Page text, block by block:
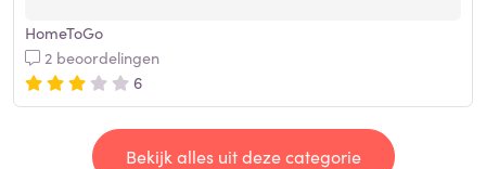
HomeToGo
2 beoordelingen
6
Bekijk alles uit deze categorie